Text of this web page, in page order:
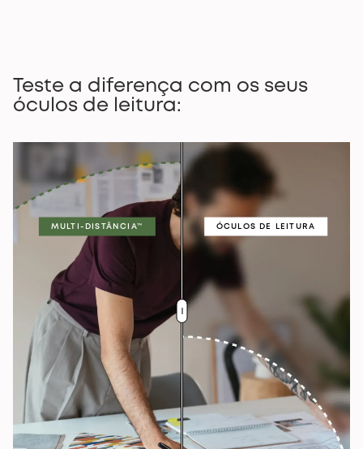
Teste a diferença com os seus
óculos de leitura:
MULTI-DISTÂNCIA™ ÓCULOS DE LEITURA